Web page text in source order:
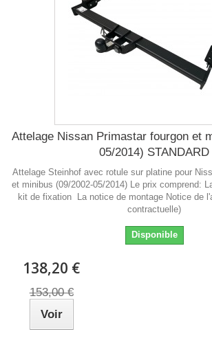
Attelage Nissan Primastar fourgon et
05/2014) STANDARD
Attelage Steinhof avec rotule sur platine pour
et minibus (09/2002-05/2014) Le prix comprend:
kit de fixation La notice de montage Notice de
contractuelle)
Disponible
138,20 €
153,00 €
Voir